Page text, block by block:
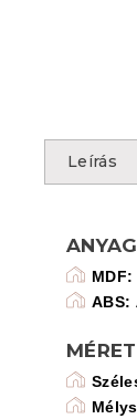
Leírás
ANYAG
MDF:
ABS: